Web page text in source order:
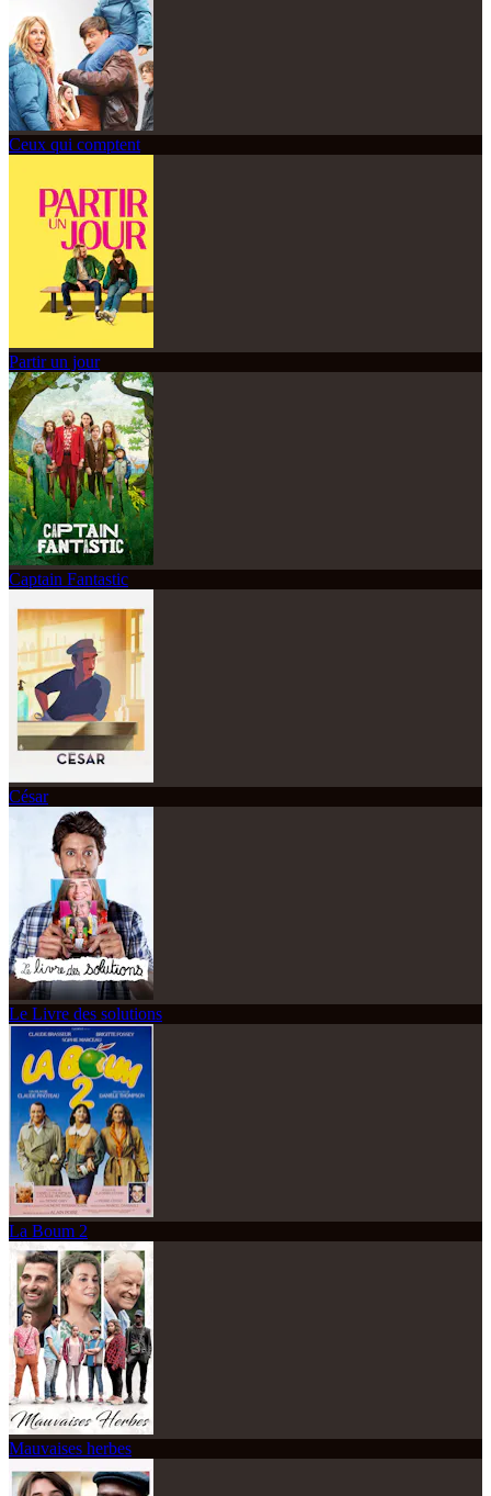
Ceux qui comptent
Partir un jour
Captain Fantastic
César
Le Livre des solutions
La Boum 2
Mauvaises herbes